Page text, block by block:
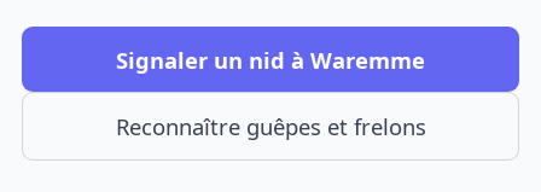
Signaler un nid à Waremme
Reconnaître guêpes et frelons